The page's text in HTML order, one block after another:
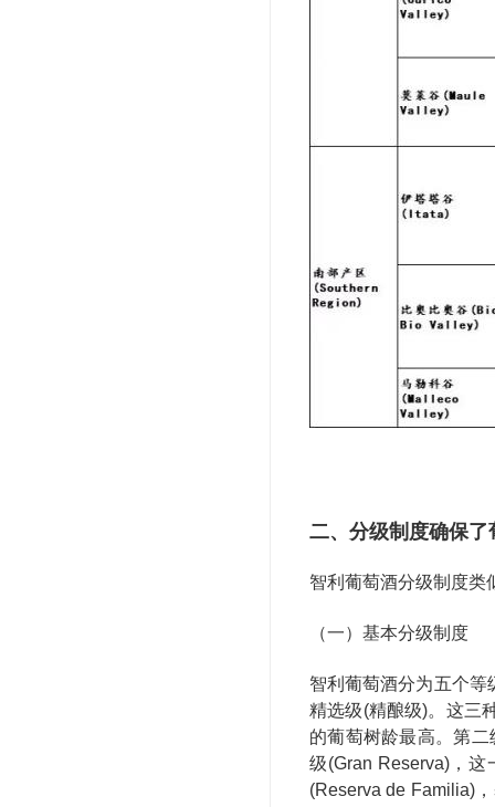
二、分级制度确保了
智利葡萄酒分级制度类
（一）基本分级制度
智利葡萄酒分为五个等
精选级(精酿级)。这三
的葡萄树龄最高。第
级(Gran Reserva)，
(Reserva de Familia)